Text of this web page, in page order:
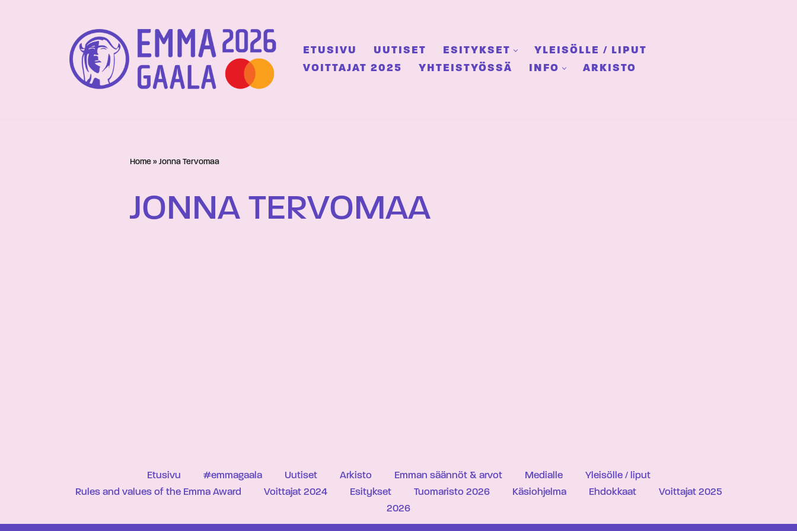
ETUSIVU UUTISET ESITYKSET
YLEISÖLLE / LIPUT
VOITTAJAT 2025
YHTEISTYÖSSÄ INFO ARKISTO
Home » Jonna Tervomaa
JONNA TERVOMAA
Etusivu #emmagaala Uutiset Arkisto Emman säännöt & arvot Medialle
Yleisölle / liput
Rules and values of the Emma Award
Voittajat 2024 Esitykset Tuomaristo 2026 Käsiohjelma Ehdokkaat
Voittajat 2025
2026